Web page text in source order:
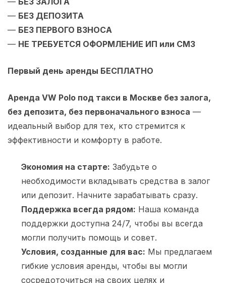
— БЕЗ ДЕПОЗИТА
— БЕЗ ПЕРВОГО ВЗНОСА
— НЕ ТРЕБУЕТСЯ ОФОРМЛЕНИЕ ИП или СМЗ
Первый день аренды БЕСПЛАТНО
Аренда VW Polo под такси в Москве без залога,
без депозита, без первоначального взноса —
идеальный выбор для тех, кто стремится к
эффективности и комфорту в работе.
Экономия на старте: Забудьте о
необходимости вкладывать средства в залог
или депозит. Начните зарабатывать сразу.
Поддержка всегда рядом: Наша команда
поддержки доступна 24/7, чтобы вы всегда
могли получить помощь и совет.
Условия, созданные для вас: Мы предлагаем
гибкие условия аренды, чтобы вы могли
сосредоточиться на своих целях и